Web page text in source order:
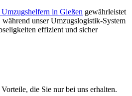
in Gießen gewährleistet
unser Umzugslogistik-System
effizient und sicher
die Sie nur bei uns erhalten.